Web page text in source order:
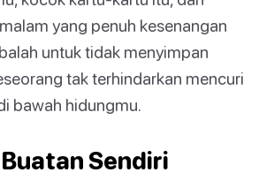
yang penuh kesenangan
untuk tidak menyimpan
tak terhindarkan mencuri
bawah hidungmu.
Sendiri